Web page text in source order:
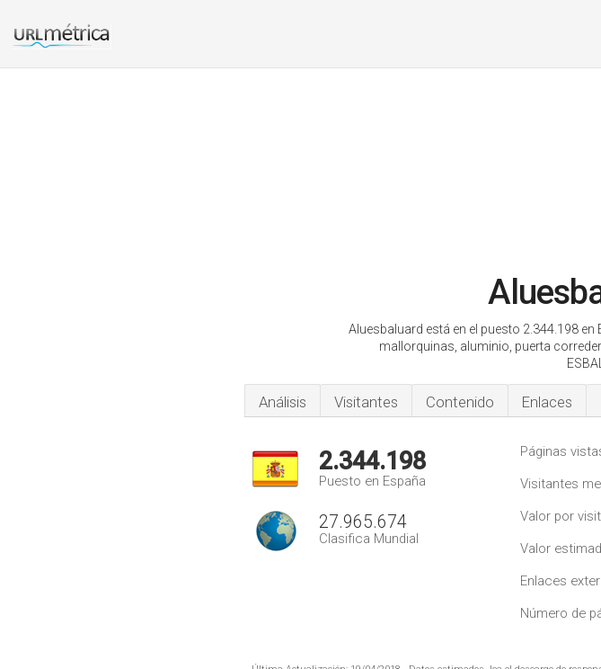
Aluesbaluard está en el puesto 2.344.198
mallorquinas, aluminio, puerta
Análisis Visitantes Contenido Enlaces
2.344.198
Puesto en España
27.965.674
Clasifica Mundial
Páginas
Visitantes
Valor por
Valor
Enlaces
Número de